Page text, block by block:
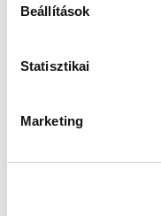
Beállítások
Statisztikai
Marketing